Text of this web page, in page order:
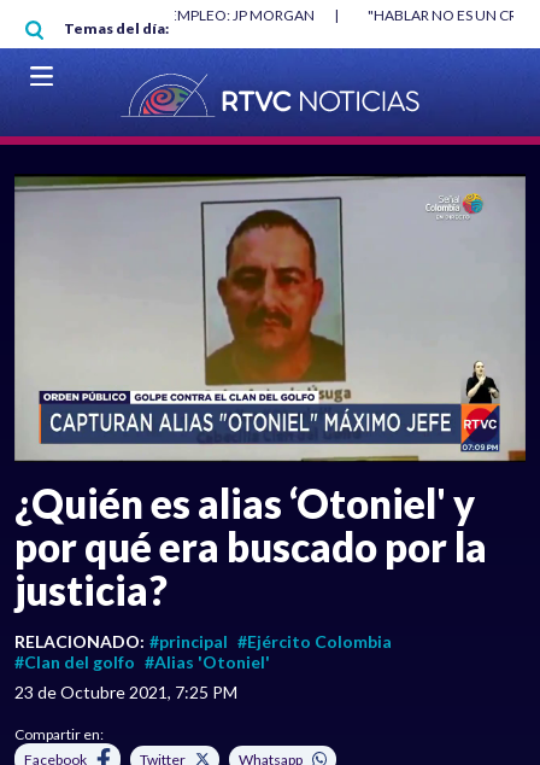
Pasar al contenido principal
Temas del día:
MÍNIMO NO DESTRUYÓ EMPLEO: JP MORGAN |
"HABLAR NO ES UN
MUNDIAL 2026
|
VER EN VIVO
¿Quién es alias ‘Otoniel' y
por qué era buscado por la
justicia?
RELACIONADO: #principal #Ejército Colombia
#Clan del golfo #Alias 'Otoniel'
23 de Octubre 2021, 7:25 PM
Compartir en:
Facebook
Twitter Whatsapp